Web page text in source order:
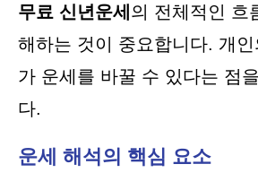
무료 신년운세 의 전체적인 흐
해하는 것이 중요합니다. 개인
가 운세를 바꿀 수 있다는 점
다.
운세 해석의 핵심 요소